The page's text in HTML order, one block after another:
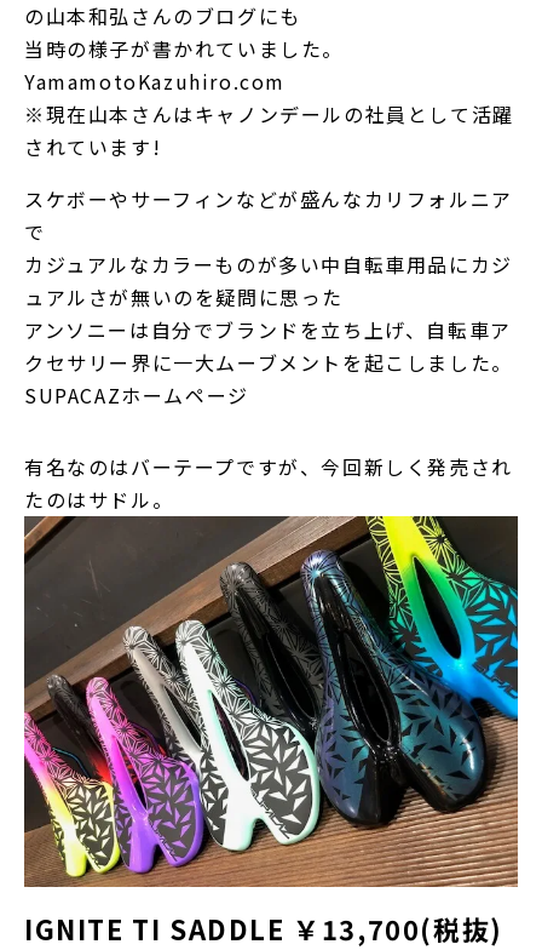
の山本和弘さんのブログにも
当時の様子が書かれていました。
YamamotoKazuhiro.com
※現在山本さんはキャノンデールの社員として活躍
されています!
スケボーやサーフィンなどが盛んなカリフォルニア
で
カジュアルなカラーものが多い中自転車用品にカジ
ュアルさが無いのを疑問に思った
アンソニーは自分でブランドを立ち上げ、自転車ア
クセサリー界に一大ムーブメントを起こしました。
SUPACAZホームページ
有名なのはバーテープですが、今回新しく発売され
たのはサドル。
IGNITE TI SADDLE ￥13,700(税抜)